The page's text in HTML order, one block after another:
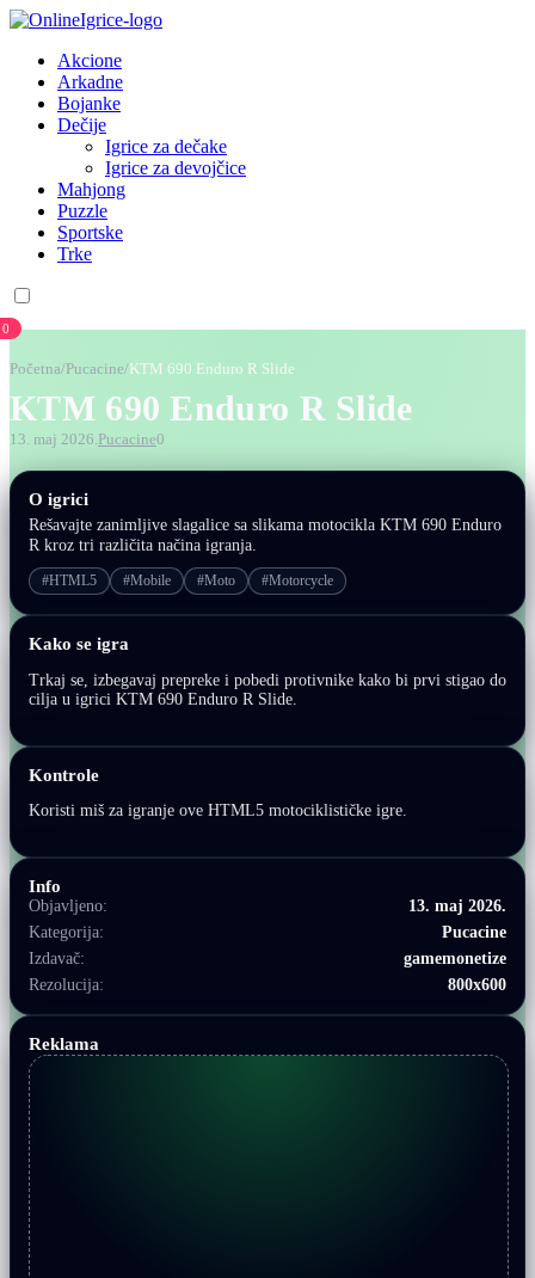
Akcione
Arkadne
Bojanke
Dečije
Igrice za dečake
Igrice za devojčice
Mahjong
Puzzle
Sportske
Trke
0
Početna/ Pucacine/ KTM 690 Enduro R Slide
KTM 690 Enduro R Slide
13. maj 2026.Pucacine0
O igrici
Rešavajte zanimljive slagalice sa slikama motocikla KTM 690 Enduro
R kroz tri različita načina igranja.
#HTML5 #Mobile #Moto #Motorcycle
Kako se igra
Trkaj se, izbegavaj prepreke i pobedi protivnike kako bi prvi stigao do
cilja u igrici KTM 690 Enduro R Slide.
Kontrole
Koristi miš za igranje ove HTML5 motociklističke igre.
Info
Objavljeno:
13. maj 2026.
Kategorija:
Pucacine
Izdavač:
gamemonetize
Rezolucija:
800x600
Reklama